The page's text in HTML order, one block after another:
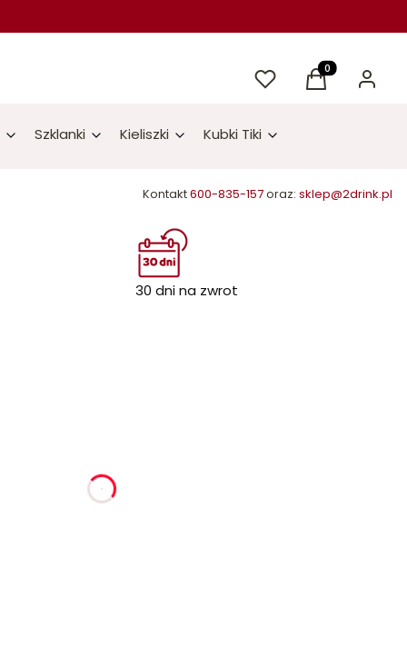
UlubioneProdukty w
Koszyk Zaloguj
Szklanki Kieliszki Kubki Tiki
Kontakt600-835-157oraz: sklep@2drink.pl
30 dni na zwrot